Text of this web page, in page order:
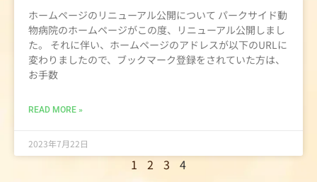
ホームページのリニューアル公開について パークサイド動
物病院のホームページがこの度、リニューアル公開しまし
た。 それに伴い、ホームページのアドレスが以下のURLに
変わりましたので、ブックマーク登録をされていた方は、
お手数
READ MORE »
2023年7月22日
1 2 3 4